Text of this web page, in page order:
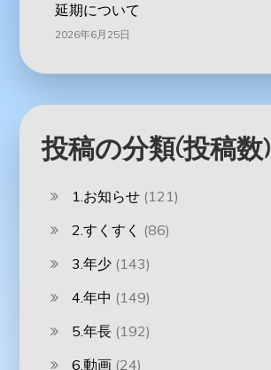
延期について
2026年6月25日
投稿の分類(投稿数)
1.お知らせ (121)
2.すくすく (86)
3.年少 (143)
4.年中 (149)
5.年長 (192)
6.動画 (24)